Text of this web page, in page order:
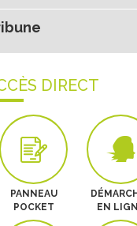
DIRECT
PANNEAU
POCKET
EN